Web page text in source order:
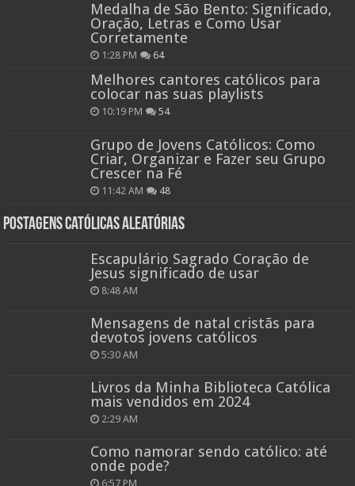
Medalha de São Bento: Significado,
Oração, Letras e Como Usar
Corretamente
1:28 PM 64
Melhores cantores católicos para
colocar nas suas playlists
10:19 PM 54
Grupo de Jovens Católicos: Como
Criar, Organizar e Fazer seu Grupo
Crescer na Fé
11:42 AM 48
Postagens católicas aleatórias
Escapulário Sagrado Coração de
Jesus significado de usar
8:48 AM
Mensagens de natal cristãs para
devotos jovens católicos
5:30 AM
Livros da Minha Biblioteca Católica
mais vendidos em 2024
2:29 AM
Como namorar sendo católico: até
onde pode?
6:57 PM